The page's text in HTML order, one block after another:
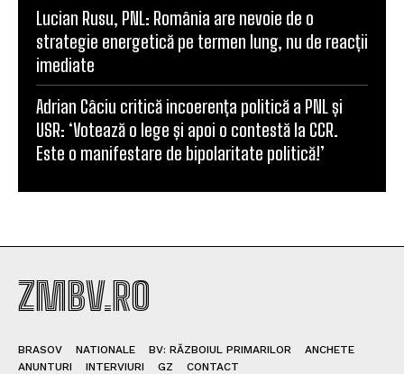
Lucian Rusu, PNL: România are nevoie de o
strategie energetică pe termen lung, nu de reacții
imediate
Adrian Câciu critică incoerența politică a PNL și
USR: ‘Votează o lege și apoi o contestă la CCR.
Este o manifestare de bipolaritate politică!’
ZMBV.RO
BRASOV NATIONALE BV: RĂZBOIUL PRIMARILOR
ANCHETE
ANUNTURI
INTERVIURI GZ CONTACT